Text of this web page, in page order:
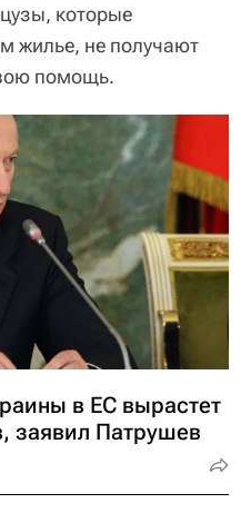
которые
жилье, не получают
помощь.
в ЕС вырастет
заявил Патрушев